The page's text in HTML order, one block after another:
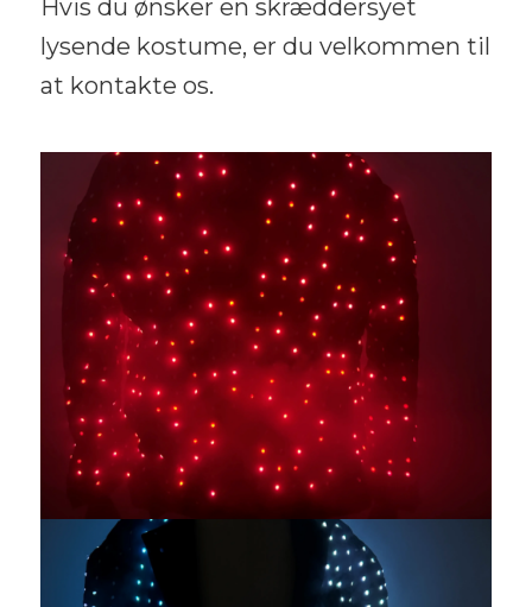
Hvis du ønsker en skræddersyet
lysende kostume, er du velkommen til
at kontakte os.